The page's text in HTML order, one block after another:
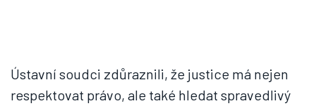
Ústavní soudci zdůraznili, že justice má nejen
respektovat právo, ale také hledat spravedlivý